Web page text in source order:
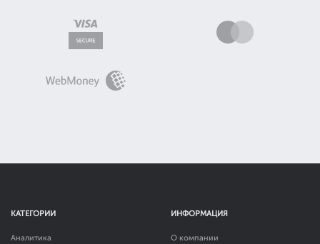
КАТЕГОРИИ
Аналитика
ИНФОРМАЦИЯ
О компании